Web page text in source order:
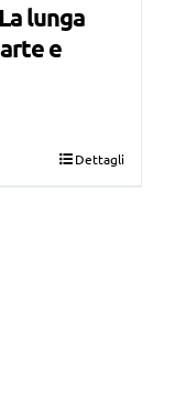
lunga
e
Dettagli